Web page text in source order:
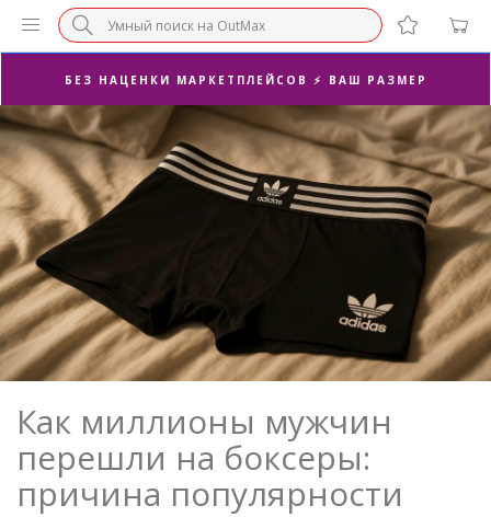
СУПЕРАКЦИЯ 🔥 2-Я ПАРА -50%
БЕЗ НАЦЕНКИ МАРКЕТПЛЕЙСОВ ⚡ ВАШ РАЗМЕР
3-Я ПАРА В ПОДАРОК 🎁
ПОСЛЕДНИЕ РАЗМЕРЫ ОТ 1500₽⚡️
Как миллионы мужчин
перешли на боксеры:
причина популярности